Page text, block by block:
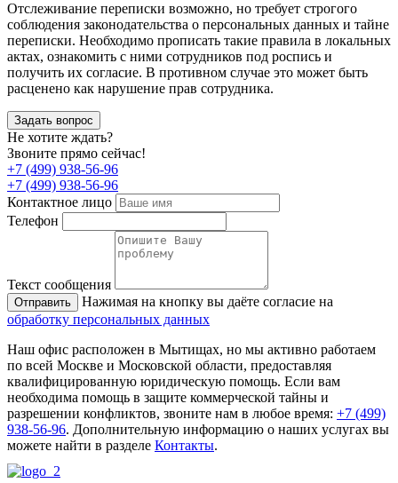
Отслеживание переписки возможно, но требует строгого
соблюдения законодательства о персональных данных и тайне
переписки. Необходимо прописать такие правила в локальных
актах, ознакомить с ними сотрудников под роспись и
получить их согласие. В противном случае это может быть
расценено как нарушение прав сотрудника.
Задать вопрос
Не хотите ждать?
Звоните прямо сейчас!
+7 (499) 938-56-96
+7 (499) 938-56-96
Контактное лицо
Телефон
Текст сообщения
Отправить
Нажимая на кнопку вы даёте согласие на
обработку персональных данных
Наш офис расположен в Мытищах, но мы активно работаем
по всей Москве и Московской области, предоставляя
квалифицированную юридическую помощь. Если вам
необходима помощь в защите коммерческой тайны и
разрешении конфликтов, звоните нам в любое время: +7 (499)
938-56-96. Дополнительную информацию о наших услугах вы
можете найти в разделе Контакты.